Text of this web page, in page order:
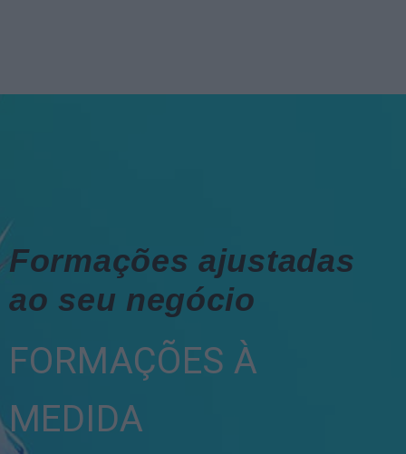
Formações ajustadas
ao seu negócio
FORMAÇÕES À
MEDIDA